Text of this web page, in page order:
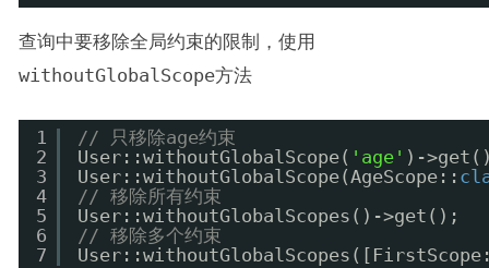
查询中要移除全局约束的限制，使用
withoutGlobalScope方法
1
2
3
4
5
6
7
// 只移除age约束
User::withoutGlobalScope( 'age' )-
User::withoutGlobalScope(AgeScope::
// 移除所有约束
User::withoutGlobalScopes()->get();
// 移除多个约束